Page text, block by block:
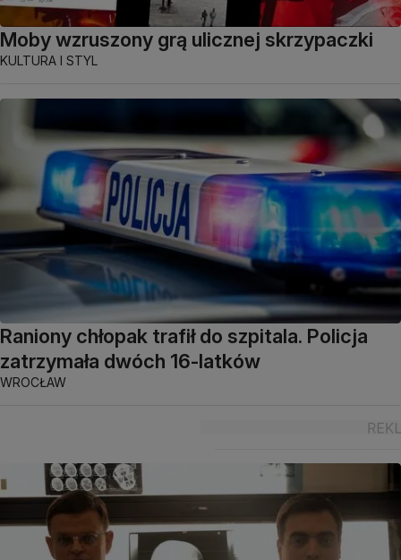
Moby wzruszony grą ulicznej skrzypaczki
KULTURA I STYL
Raniony chłopak trafił do szpitala. Policja
zatrzymała dwóch 16-latków
WROCŁAW